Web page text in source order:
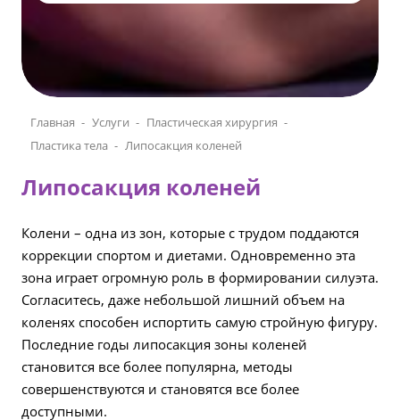
Главная Услуги
Пластическая хирургия
Пластика тела
Липосакция коленей
Липосакция коленей
Колени – одна из зон, которые с трудом поддаются
коррекции спортом и диетами. Одновременно эта
зона играет огромную роль в формировании силуэта.
Согласитесь, даже небольшой лишний объем на
коленях способен испортить самую стройную фигуру.
Последние годы липосакция зоны коленей
становится все более популярна, методы
совершенствуются и становятся все более
доступными.